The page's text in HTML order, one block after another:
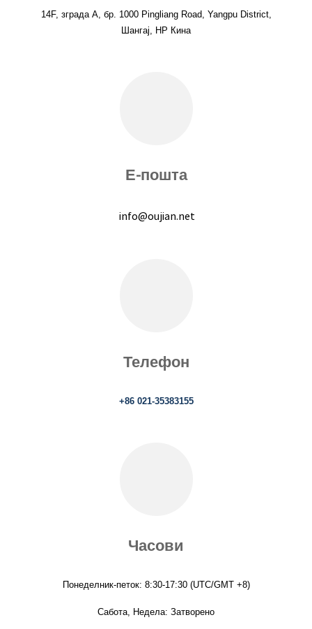
14F, зграда А, бр. 1000 Pingliang Road, Yangpu District,
Шангај, НР Кина
Е-пошта
info@oujian.net
Телефон
+86 021-35383155
Часови
Понеделник-петок: 8:30-17:30 (UTC/GMT +8)
Сабота, Недела: Затворено